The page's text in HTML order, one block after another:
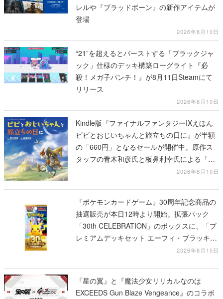
レルや『ブラッドボーン』の新作アイテムが
登場
2026年8月10日
“21”を超えるとバーストする「ブラックジャ
ック」仕様のデッキ構築ローグライト『必
殺！メガ子パンチ！』が8月11日Steamにて
リリース
2026年8月10日
Kindle版『ファイナルファンタジーIXえほん
ビビとおじいちゃんと旅立ちの日に』が半額
の「660円」となるセールが開催中。原作ス
タッフの青木和彦氏と板鼻利幸氏による「ビ
2026年8月10日
『ポケモンカードゲーム』30周年記念商品の
抽選販売が本日12時より開始。拡張パック
「30th CELEBRATION」のボックスに、「プ
レミアムデッキセット エーフィ・ブラッキ
ー」「FUTURISTIC BOX」の計3商品2026年8月10日
『星の翼』と『魔法少女リリカルなのは
EXCEEDS Gun Blaze Vengeance』のコラボ